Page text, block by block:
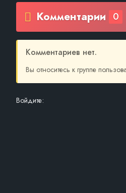
Комментарии 0
Комментариев нет.
Вы относитесь к группе
Войдите: